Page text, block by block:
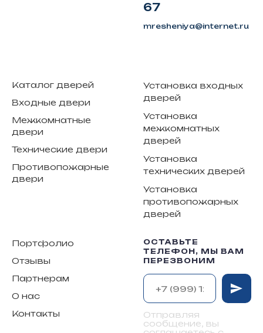
67
mresheniya@internet.ru
Каталог дверей
Входные двери
Межкомнатные
двери
Технические двери
Противопожарные
двери
Установка входных
дверей
Установка
межкомнатных
дверей
Установка
технических дверей
Установка
противопожарных
дверей
Портфолио
Отзывы
Партнерам
О нас
Контакты
ОСТАВЬТЕ
ТЕЛЕФОН, МЫ ВАМ
ПЕРЕЗВОНИМ
Отправляя
сообщение, вы